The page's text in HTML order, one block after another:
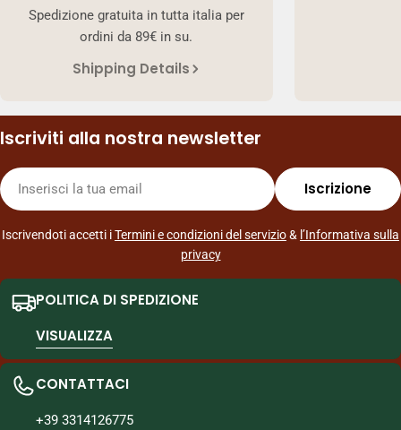
Spedizione gratuita in tutta italia per
ordini da 89€ in su.
Shipping Details
Iscriviti alla nostra newsletter
E-
mail
Iscrizione
Iscrivendoti accetti iTermini e condizioni del servizio& l’Informativa sulla
privacy
POLITICA DI SPEDIZIONE
VISUALIZZA
CONTATTACI
+39 3314126775